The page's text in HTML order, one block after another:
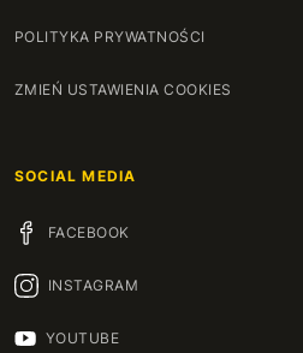
POLITYKA PRYWATNOŚCI
ZMIEŃ USTAWIENIA COOKIES
SOCIAL MEDIA
FACEBOOK
INSTAGRAM
YOUTUBE